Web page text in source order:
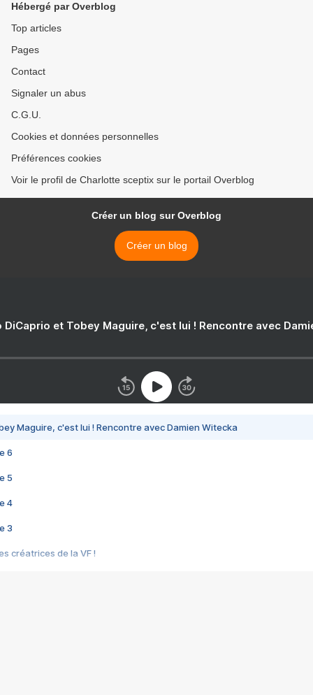
Hébergé par Overblog
Top articles
Pages
Contact
Signaler un abus
C.G.U.
Cookies et données personnelles
Préférences cookies
Voir le profil de Charlotte sceptix sur le portail Overblog
Créer un blog sur Overblog
Créer un blog
DiCaprio et Tobey Maguire, c'est lui ! Rencontre avec
Maguire, c'est lui ! Rencontre avec Damien Witecka
6
5
4
3
créatrices de la VF !